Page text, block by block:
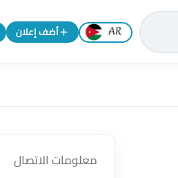
تغيير اللغة إلى الإنجليزية
أضف إعلان
معلومات الاتصال